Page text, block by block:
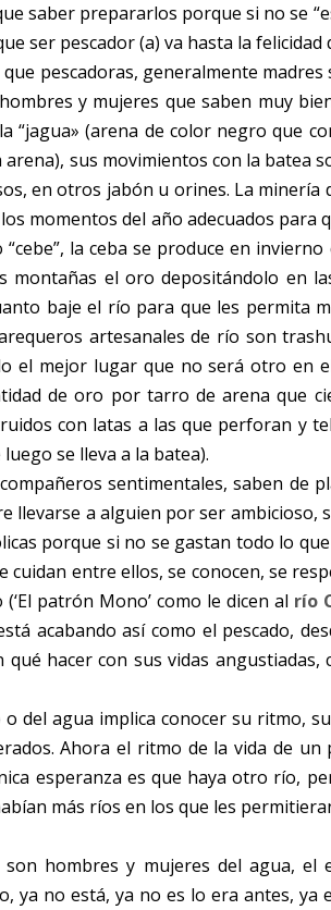
saber prepararlos porque si no se “
ser pescador (a) va hasta la felicidad
pescadoras, generalmente
y mujeres que saben muy
“jagua» (arena de color negro que
sus movimientos con la batea
en otros jabón u orines. La minería
momentos del año adecuados para
la ceba se produce en
montañas el oro depositándolo en
baje el río para que les permita
artesanales de río son
el mejor lugar que no será otro en
de oro por tarro de arena que
con latas a las que perforan y
se lleva a la batea).
sentimentales, saben de
a alguien por ser ambicioso,
porque si no se gastan todo lo
entre ellos, se conocen, se
patrón Mono’ como le dicen al río
acabando así como el pescado,
hacer con sus vidas
del agua implica conocer su ritmo,
Ahora el ritmo de la vida de
esperanza es que haya otro río,
más ríos en los que les
son hombres y mujeres del agua, el
ya no está, ya no es lo era antes, ya